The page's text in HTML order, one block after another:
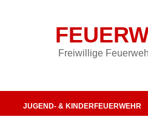
Freiwillige
JUGEND- & KINDERFEUERWEHR